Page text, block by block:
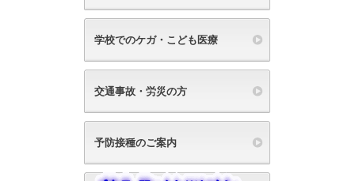
学校でのケガ・こども医療
交通事故・労災の方
予防接種のご案内